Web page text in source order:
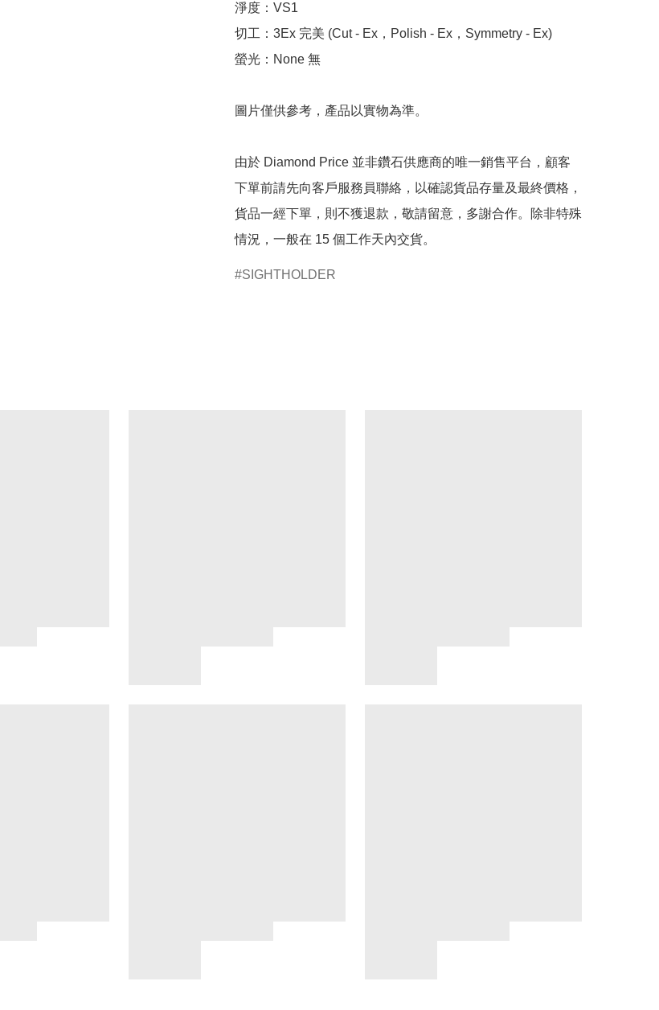
淨度：VS1
切工：3Ex 完美 (Cut - Ex，Polish - Ex，Symmetry - Ex)
螢光：None 無
圖片僅供參考，產品以實物為準。
由於 Diamond Price 並非鑽石供應商的唯一銷售平台，顧客
下單前請先向客戶服務員聯絡，以確認貨品存量及最終價格，
貨品一經下單，則不獲退款，敬請留意，多謝合作。除非特殊
情況，一般在 15 個工作天內交貨。
SIGHTHOLDER